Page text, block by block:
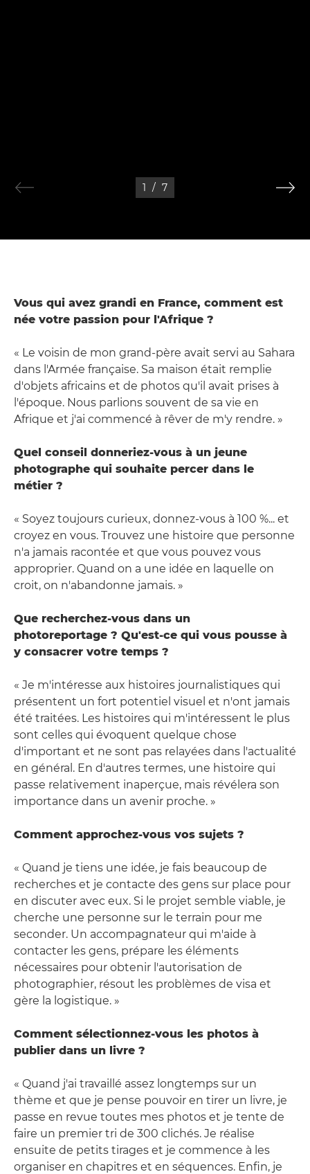
1 / 7
Vous qui avez grandi en France, comment est
née votre passion pour l'Afrique ?
« Le voisin de mon grand-père avait servi au Sahara
dans l'Armée française. Sa maison était remplie
d'objets africains et de photos qu'il avait prises à
l'époque. Nous parlions souvent de sa vie en
Afrique et j'ai commencé à rêver de m'y rendre. »
Quel conseil donneriez-vous à un jeune
photographe qui souhaite percer dans le
métier ?
« Soyez toujours curieux, donnez-vous à 100 %... et
croyez en vous. Trouvez une histoire que personne
n'a jamais racontée et que vous pouvez vous
approprier. Quand on a une idée en laquelle on
croit, on n'abandonne jamais. »
Que recherchez-vous dans un
photoreportage ? Qu'est-ce qui vous pousse à
y consacrer votre temps ?
« Je m'intéresse aux histoires journalistiques qui
présentent un fort potentiel visuel et n'ont jamais
été traitées. Les histoires qui m'intéressent le plus
sont celles qui évoquent quelque chose
d'important et ne sont pas relayées dans l'actualité
en général. En d'autres termes, une histoire qui
passe relativement inaperçue, mais révélera son
importance dans un avenir proche. »
Comment approchez-vous vos sujets ?
« Quand je tiens une idée, je fais beaucoup de
recherches et je contacte des gens sur place pour
en discuter avec eux. Si le projet semble viable, je
cherche une personne sur le terrain pour me
seconder. Un accompagnateur qui m'aide à
contacter les gens, prépare les éléments
nécessaires pour obtenir l'autorisation de
photographier, résout les problèmes de visa et
gère la logistique. »
Comment sélectionnez-vous les photos à
publier dans un livre ?
« Quand j'ai travaillé assez longtemps sur un
thème et que je pense pouvoir en tirer un livre, je
passe en revue toutes mes photos et je tente de
faire un premier tri de 300 clichés. Je réalise
ensuite de petits tirages et je commence à les
organiser en chapitres et en séquences. Enfin, je